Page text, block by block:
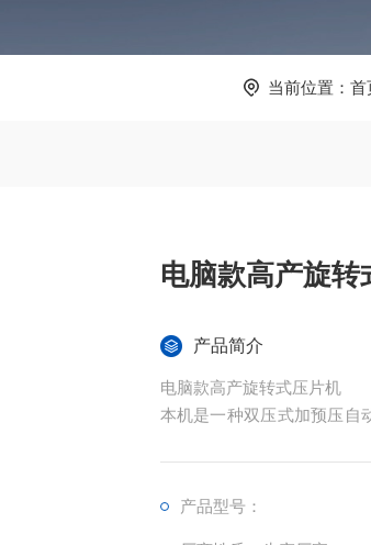
当前位置： 首
电脑款高产旋转
产品简介
电脑款高产旋转式压片机
本机是一种双压式加预压自
产品型号：